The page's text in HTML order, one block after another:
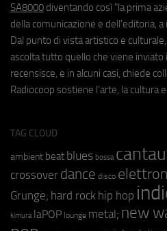
SA8000 diventando così "la prima
della comunicazione e dell'editoria,
Dal punto di vista artistico e
ascolta tutto quello che viene inviato
recensisce, e in alcuni casi, chiede
Radiocoop sostiene l'arte, la cultura
TAG CLOUD
ambient beat blues bossa
crossover dance disco
Grunge; hard rock hip hop
kimura laPOP lounge metal; new